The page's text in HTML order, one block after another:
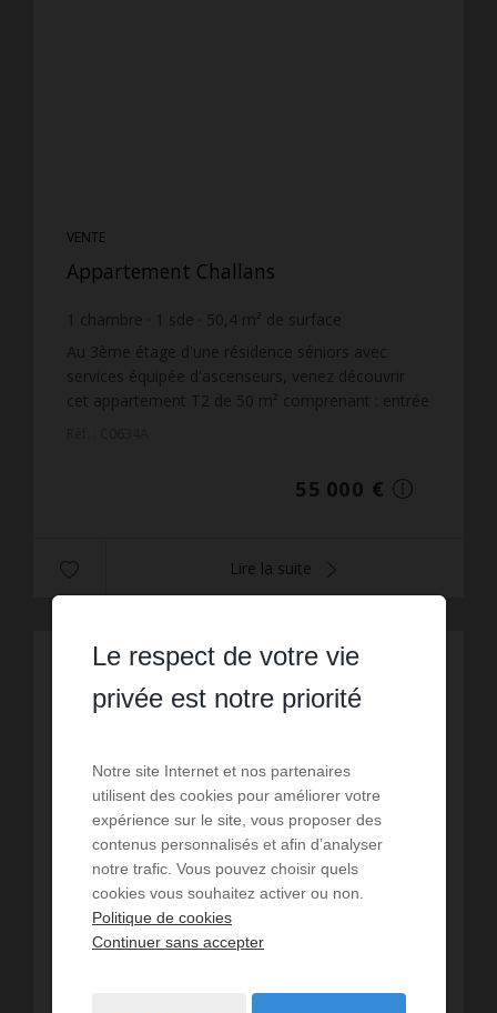
VENTE
Appartement Challans
1 chambre 1 sde 50,4 m² de surface
1 091,27 €
prix / m²
Au 3ème étage d'une résidence séniors avec
services équipée d'ascenseurs, venez découvrir
cet appartement T2 de 50 m² comprenant : entrée
55 000 €
Lire la suite
EXCLUSIVITÉ
Le respect de votre vie
privée est notre priorité
Notre site Internet et nos partenaires
utilisent des cookies pour améliorer votre
expérience sur le site, vous proposer des
contenus personnalisés et afin d’analyser
notre trafic. Vous pouvez choisir quels
cookies vous souhaitez activer ou non.
Politique de cookies
Continuer sans accepter